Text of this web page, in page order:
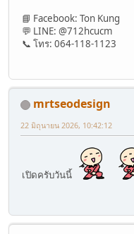
📘 Facebook: Ton Kung
💬 LINE: @712hcucm
📞 โทร: 064-118-1123
mrtseodesign
22 มิถุนายน 2026, 10:42:12
เปิดครับวันนี้